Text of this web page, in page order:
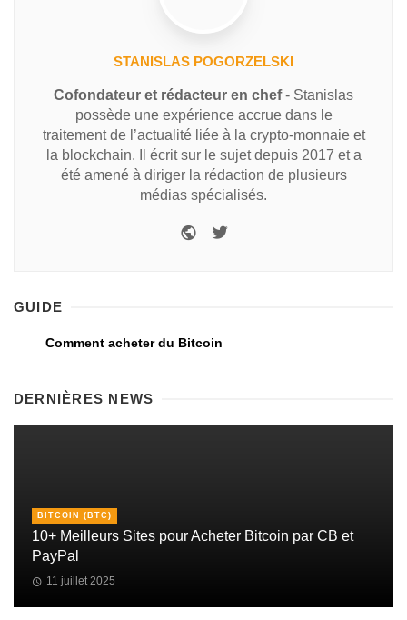
STANISLAS POGORZELSKI
Cofondateur et rédacteur en chef- Stanislas
possède une expérience accrue dans le
traitement de l’actualité liée à la crypto-monnaie et
la blockchain. Il écrit sur le sujet depuis 2017 et a
été amené à diriger la rédaction de plusieurs
médias spécialisés.
GUIDE
Comment acheter du Bitcoin
DERNIÈRES NEWS
BITCOIN (BTC)
10+ Meilleurs Sites pour Acheter Bitcoin par CB et
PayPal
11 juillet 2025